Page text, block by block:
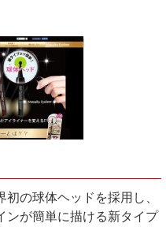
初の球体ヘッドを採用し、
ンが簡単に描ける新タイプ